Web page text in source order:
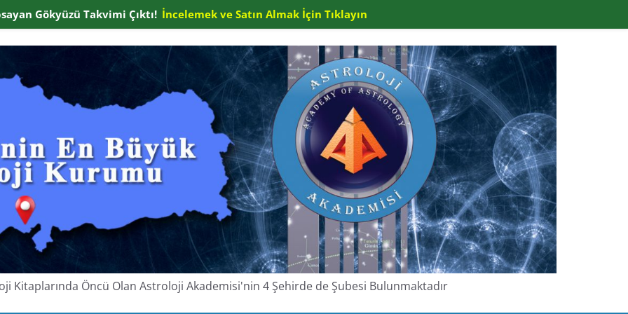
Kitaplarında Öncü Olan Astroloji Akademisi'nin 4 Şehirde de Şubesi Bulunmaktadır
Gökyüzü Takvimi Çıktı! İncelemek ve Satın Almak İçin Tıklayın